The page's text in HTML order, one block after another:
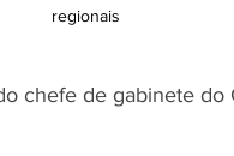
regionais
chefe de gabinete do